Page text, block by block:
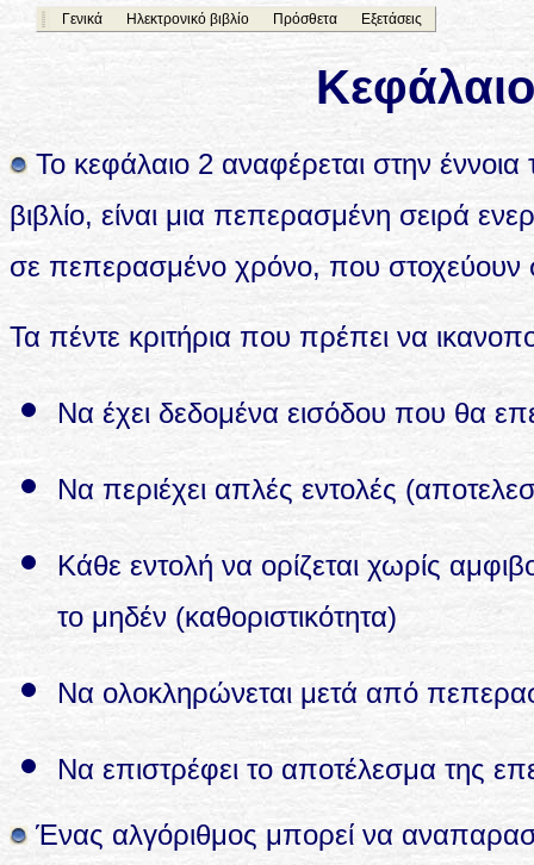
Το κεφάλαιο 2 αναφέρεται στην
βιβλίο, είναι μια πεπερασμένη σειρά
σε πεπερασμένο χρόνο, που στοχεύουν
Τα πέντε κριτήρια που πρέπει να
Να έχει δεδομένα εισόδου που θα
Να περιέχει απλές εντολές
Κάθε εντολή να ορίζεται χωρίς
το μηδέν (καθοριστικότητα)
Να ολοκληρώνεται μετά από
Να επιστρέφει το αποτέλεσμα της
Ένας αλγόριθμος μπορεί να
Γενικά Ηλεκτρονικό βιβλίο Πρόσθετα Εξετάσεις